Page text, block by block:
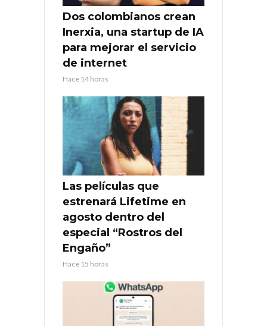
Dos colombianos crean
Inerxia, una startup de IA
para mejorar el servicio
de internet
Hace 14 horas
Las películas que
estrenará Lifetime en
agosto dentro del
especial “Rostros del
Engaño”
Hace 15 horas